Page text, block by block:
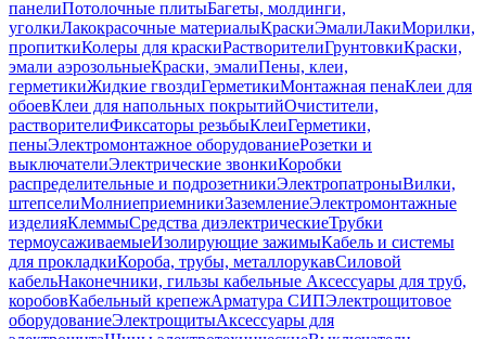
панелиПотолочные плитыБагеты, молдинги,
уголкиЛакокрасочные материалыКраскиЭмалиЛакиМорилки,
пропиткиКолеры для краскиРастворителиГрунтовкиКраски,
эмали аэрозольныеКраски, эмалиПены, клеи,
герметикиЖидкие гвоздиГерметикиМонтажная пенаКлеи для
обоевКлеи для напольных покрытийОчистители,
растворителиФиксаторы резьбыКлеиГерметики,
пеныЭлектромонтажное оборудованиеРозетки и
выключателиЭлектрические звонкиКоробки
распределительные и подрозетникиЭлектропатроныВилки,
штепселиМолниеприемникиЗаземлениеЭлектромонтажные
изделияКлеммыСредства диэлектрическиеТрубки
термоусаживаемыеИзолирующие зажимыКабель и системы
для прокладкиКороба, трубы, металлорукавСиловой
кабельНаконечники, гильзы кабельные Аксессуары для труб,
коробовКабельный крепежАрматура СИПЭлектрощитовое
оборудованиеЭлектрощитыАксессуары для